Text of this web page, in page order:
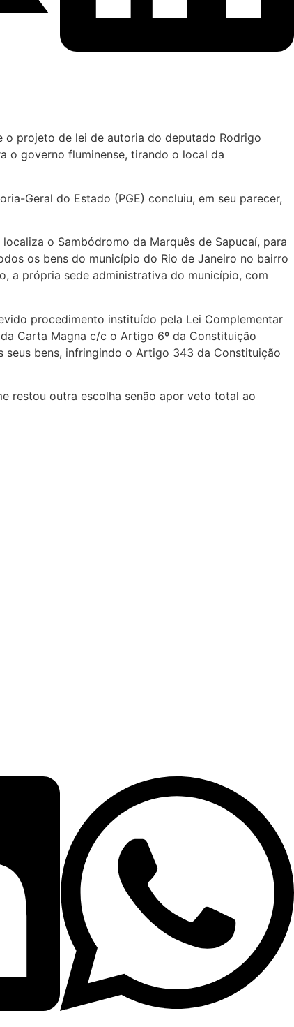
projeto de lei de autoria do deputado Rodrigo
o governo fluminense, tirando o local da
Geral do Estado (PGE) concluiu, em seu parecer,
o Sambódromo da Marquês de Sapucaí, para
os bens do município do Rio de Janeiro no bairro
a própria sede administrativa do município, com
procedimento instituído pela Lei Complementar
Carta Magna c/c o Artigo 6º da Constituição
seus bens, infringindo o Artigo 343 da Constituição
restou outra escolha senão apor veto total ao